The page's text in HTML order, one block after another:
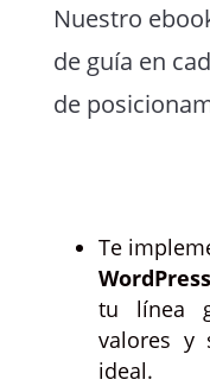
Nuestro
de guía en
de
Te
WordPress
tu línea
valores y
ideal.